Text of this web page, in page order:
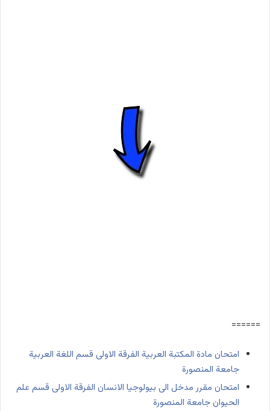
======
امتحان مادة المكتبة العربية الفرقة الاولى قسم اللغة العربية
جامعة المنصورة
امتحان مقرر مدخل الى بيولوجيا الانسان الفرقة الاولى قسم علم
الحيوان جامعة المنصورة